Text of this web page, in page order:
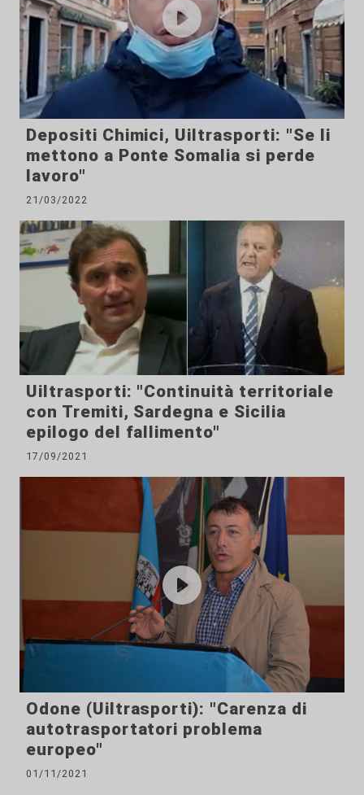
Depositi Chimici, Uiltrasporti: "Se li
mettono a Ponte Somalia si perde
lavoro"
21/03/2022
Uiltrasporti: "Continuità territoriale
con Tremiti, Sardegna e Sicilia
epilogo del fallimento"
17/09/2021
Odone (Uiltrasporti): "Carenza di
autotrasportatori problema
europeo"
01/11/2021